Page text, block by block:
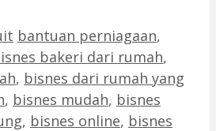
Tags
bantuan perniagaan,
bakeri dari rumah,
, bisnes dari rumah yang
, bisnes mudah, bisnes
, bisnes online, bisnes